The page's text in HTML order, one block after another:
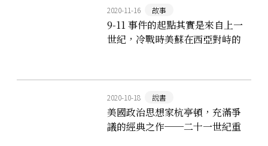
2020-11-16 故事
9-11 事件的起點其實是來自上一
世紀，冷戰時美蘇在西亞對峙的
2020-10-18 說書
美國政治思想家杭亭頓，充滿爭
議的經典之作──二十一世紀重